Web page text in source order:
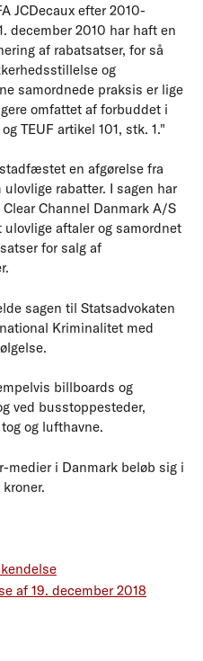
JCDecaux efter 2010-
december 2010 har haft en
af rabatsatser, for så
og
samordnede praksis er lige
omfattet af forbuddet i
TEUF artikel 101, stk. 1."
en afgørelse fra
rabatter. I sagen har
Channel Danmark A/S
ulovlige aftaler og samordnet
for salg af
sagen til Statsadvokaten
Kriminalitet med
billboards og
ved busstoppesteder,
og lufthavne.
medier i Danmark beløb sig i
af 19. december 2018